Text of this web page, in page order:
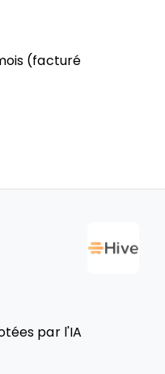
(facturé
par l'IA